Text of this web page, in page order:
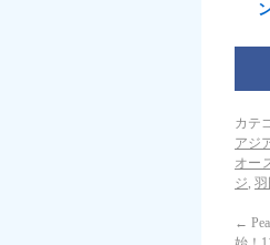
カテ
アジ
オー
ジ,
←